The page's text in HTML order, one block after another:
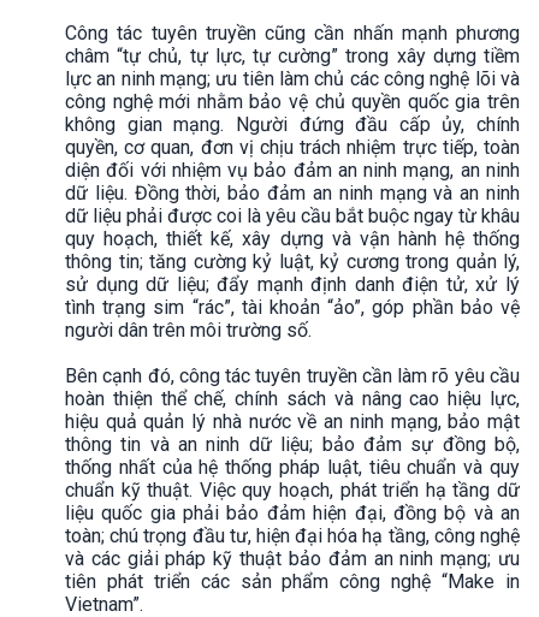
Công tác tuyên truyền cũng cần nhấn mạnh phương
châm “tự chủ, tự lực, tự cường” trong xây dựng tiềm
lực an ninh mạng; ưu tiên làm chủ các công nghệ lõi và
công nghệ mới nhằm bảo vệ chủ quyền quốc gia trên
không gian mạng. Người đứng đầu cấp ủy, chính
quyền, cơ quan, đơn vị chịu trách nhiệm trực tiếp, toàn
diện đối với nhiệm vụ bảo đảm an ninh mạng, an ninh
dữ liệu. Đồng thời, bảo đảm an ninh mạng và an ninh
dữ liệu phải được coi là yêu cầu bắt buộc ngay từ khâu
quy hoạch, thiết kế, xây dựng và vận hành hệ thống
thông tin; tăng cường kỷ luật, kỷ cương trong quản lý,
sử dụng dữ liệu; đẩy mạnh định danh điện tử, xử lý
tình trạng sim “rác”, tài khoản “ảo”, góp phần bảo vệ
người dân trên môi trường số.
Bên cạnh đó, công tác tuyên truyền cần làm rõ yêu cầu
hoàn thiện thể chế, chính sách và nâng cao hiệu lực,
hiệu quả quản lý nhà nước về an ninh mạng, bảo mật
thông tin và an ninh dữ liệu; bảo đảm sự đồng bộ,
thống nhất của hệ thống pháp luật, tiêu chuẩn và quy
chuẩn kỹ thuật. Việc quy hoạch, phát triển hạ tầng dữ
liệu quốc gia phải bảo đảm hiện đại, đồng bộ và an
toàn; chú trọng đầu tư, hiện đại hóa hạ tầng, công nghệ
và các giải pháp kỹ thuật bảo đảm an ninh mạng; ưu
tiên phát triển các sản phẩm công nghệ “Make in
Vietnam”.